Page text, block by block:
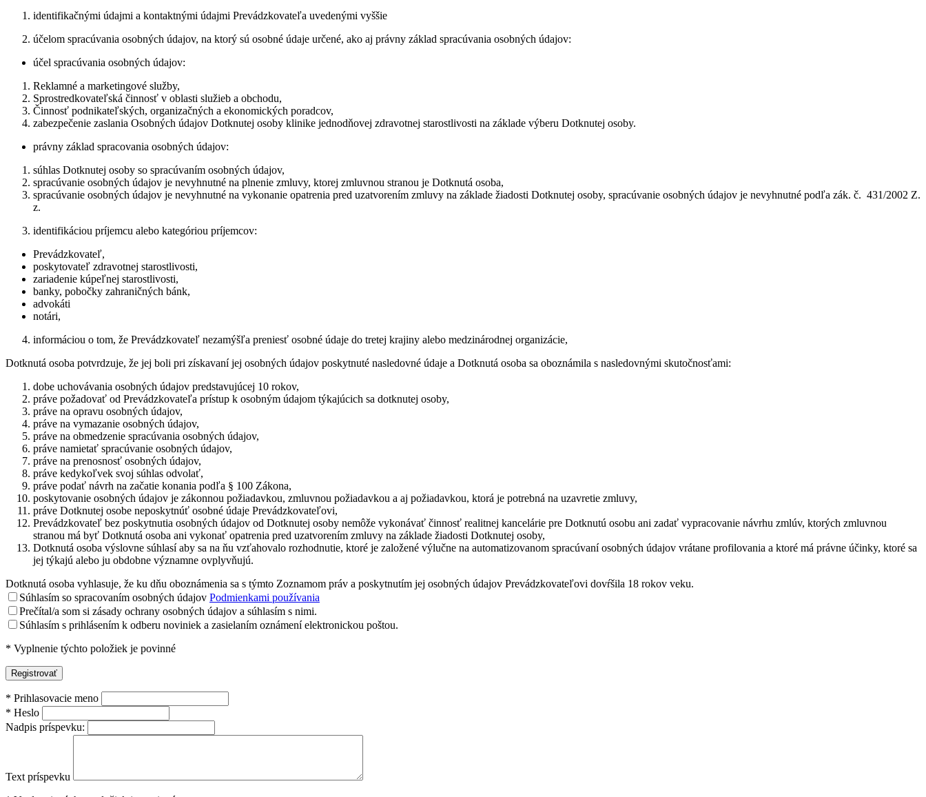
identifikačnými údajmi a kontaktnými údajmi Prevádzkovateľa uvedenými vyššie
účelom spracúvania osobných údajov, na ktorý sú osobné údaje určené, ako aj právny základ spracúvania osobných údajov:
účel spracúvania osobných údajov:
Reklamné a marketingové služby,
Sprostredkovateľská činnosť v oblasti služieb a obchodu,
Činnosť podnikateľských, organizačných a ekonomických poradcov,
zabezpečenie zaslania Osobných údajov Dotknutej osoby klinike jednodňovej zdravotnej starostlivosti na základe výberu Dotknutej osoby.
právny základ spracovania osobných údajov:
súhlas Dotknutej osoby so spracúvaním osobných údajov,
spracúvanie osobných údajov je nevyhnutné na plnenie zmluvy, ktorej zmluvnou stranou je Dotknutá osoba,
spracúvanie osobných údajov je nevyhnutné na vykonanie opatrenia pred uzatvorením zmluvy na základe žiadosti Dotknutej osoby, spracúvanie osobných údajov je nevyhnutné podľa zák. č. 431/2002 Z.
z.
identifikáciou príjemcu alebo kategóriou príjemcov:
Prevádzkovateľ,
poskytovateľ zdravotnej starostlivosti,
zariadenie kúpeľnej starostlivosti,
banky, pobočky zahraničných bánk,
advokáti
notári,
informáciou o tom, že Prevádzkovateľ nezamýšľa preniesť osobné údaje do tretej krajiny alebo medzinárodnej organizácie,
Dotknutá osoba potvrdzuje, že jej boli pri získavaní jej osobných údajov poskytnuté nasledovné údaje a Dotknutá osoba sa oboznámila s nasledovnými skutočnosťami:
dobe uchovávania osobných údajov predstavujúcej 10 rokov,
práve požadovať od Prevádzkovateľa prístup k osobným údajom týkajúcich sa dotknutej osoby,
práve na opravu osobných údajov,
práve na vymazanie osobných údajov,
práve na obmedzenie spracúvania osobných údajov,
práve namietať spracúvanie osobných údajov,
práve na prenosnosť osobných údajov,
práve kedykoľvek svoj súhlas odvolať,
práve podať návrh na začatie konania podľa § 100 Zákona,
poskytovanie osobných údajov je zákonnou požiadavkou, zmluvnou požiadavkou a aj požiadavkou, ktorá je potrebná na uzavretie zmluvy,
práve Dotknutej osobe neposkytnúť osobné údaje Prevádzkovateľovi,
Prevádzkovateľ bez poskytnutia osobných údajov od Dotknutej osoby nemôže vykonávať činnosť realitnej kancelárie pre Dotknutú osobu ani zadať vypracovanie návrhu zmlúv, ktorých zmluvnou
stranou má byť Dotknutá osoba ani vykonať opatrenia pred uzatvorením zmluvy na základe žiadosti Dotknutej osoby,
Dotknutá osoba výslovne súhlasí aby sa na ňu vzťahovalo rozhodnutie, ktoré je založené výlučne na automatizovanom spracúvaní osobných údajov vrátane profilovania a ktoré má právne účinky, ktoré sa
jej týkajú alebo ju obdobne významne ovplyvňujú.
Dotknutá osoba vyhlasuje, že ku dňu oboznámenia sa s týmto Zoznamom práv a poskytnutím jej osobných údajov Prevádzkovateľovi dovŕšila 18 rokov veku.
Súhlasím so spracovaním osobných údajov Podmienkami používania
Prečítal/a som si zásady ochrany osobných údajov a súhlasím s nimi.
Súhlasím s prihlásením k odberu noviniek a zasielaním oznámení elektronickou poštou.
* Vyplnenie týchto položiek je povinné
* Prihlasovacie meno
* Heslo
Nadpis príspevku:
Text príspevku